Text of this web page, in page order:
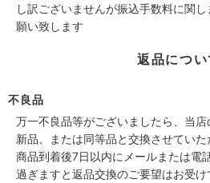
し訳ございませんが振込手数料に関
願い致します
返品につい
不良品
万一不良品等がございましたら、当店
新品、または同等品と交換させていた
商品到着後7日以内にメールまたは電
過ぎますと返品交換のご要望はお受